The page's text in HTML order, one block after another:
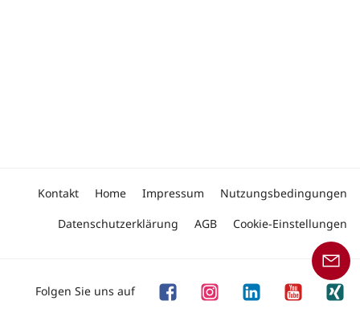
Kontakt Home Impressum
Nutzungsbedingungen
Datenschutzerklärung
AGB Cookie-Einstellungen
Folgen Sie uns auf